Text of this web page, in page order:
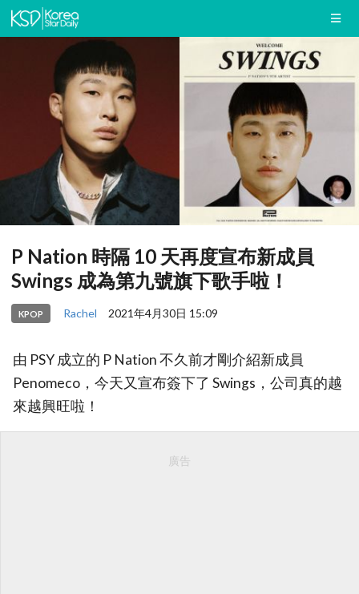
P Nation 時隔 10 天再度宣布新成員
Swings 成為第九號旗下歌手啦！
KPOP Rachel 2021年4月30日 15:09
由 PSY 成立的 P Nation 不久前才剛介紹新成員
Penomeco，今天又宣布簽下了 Swings，公司真的越
來越興旺啦！
廣告